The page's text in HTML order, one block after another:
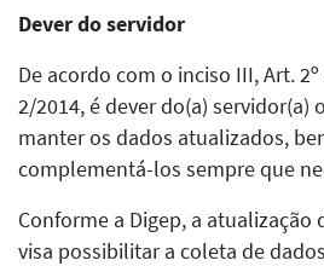
Dever do servidor
De acordo com o inciso III, Art.
2/2014, é dever do(a) servidor(a)
manter os dados atualizados,
complementá-los sempre que
Conforme a Digep, a atualização
visa possibilitar a coleta de